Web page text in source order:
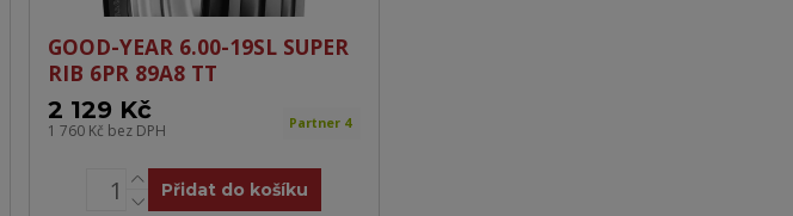
GOOD-YEAR 6.00-19SL SUPER
RIB 6PR 89A8 TT
2 129 Kč
1 760 Kč bez DPH Partner 4
Přidat do košíku